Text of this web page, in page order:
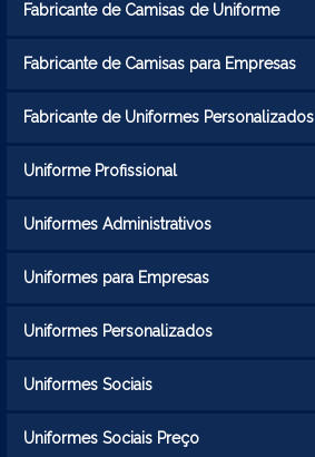
Fabricante de Camisas de Uniforme
Fabricante de Camisas para Empresas
Fabricante de Uniformes Personalizados
Uniforme Profissional
Uniformes Administrativos
Uniformes para Empresas
Uniformes Personalizados
Uniformes Sociais
Uniformes Sociais Preço